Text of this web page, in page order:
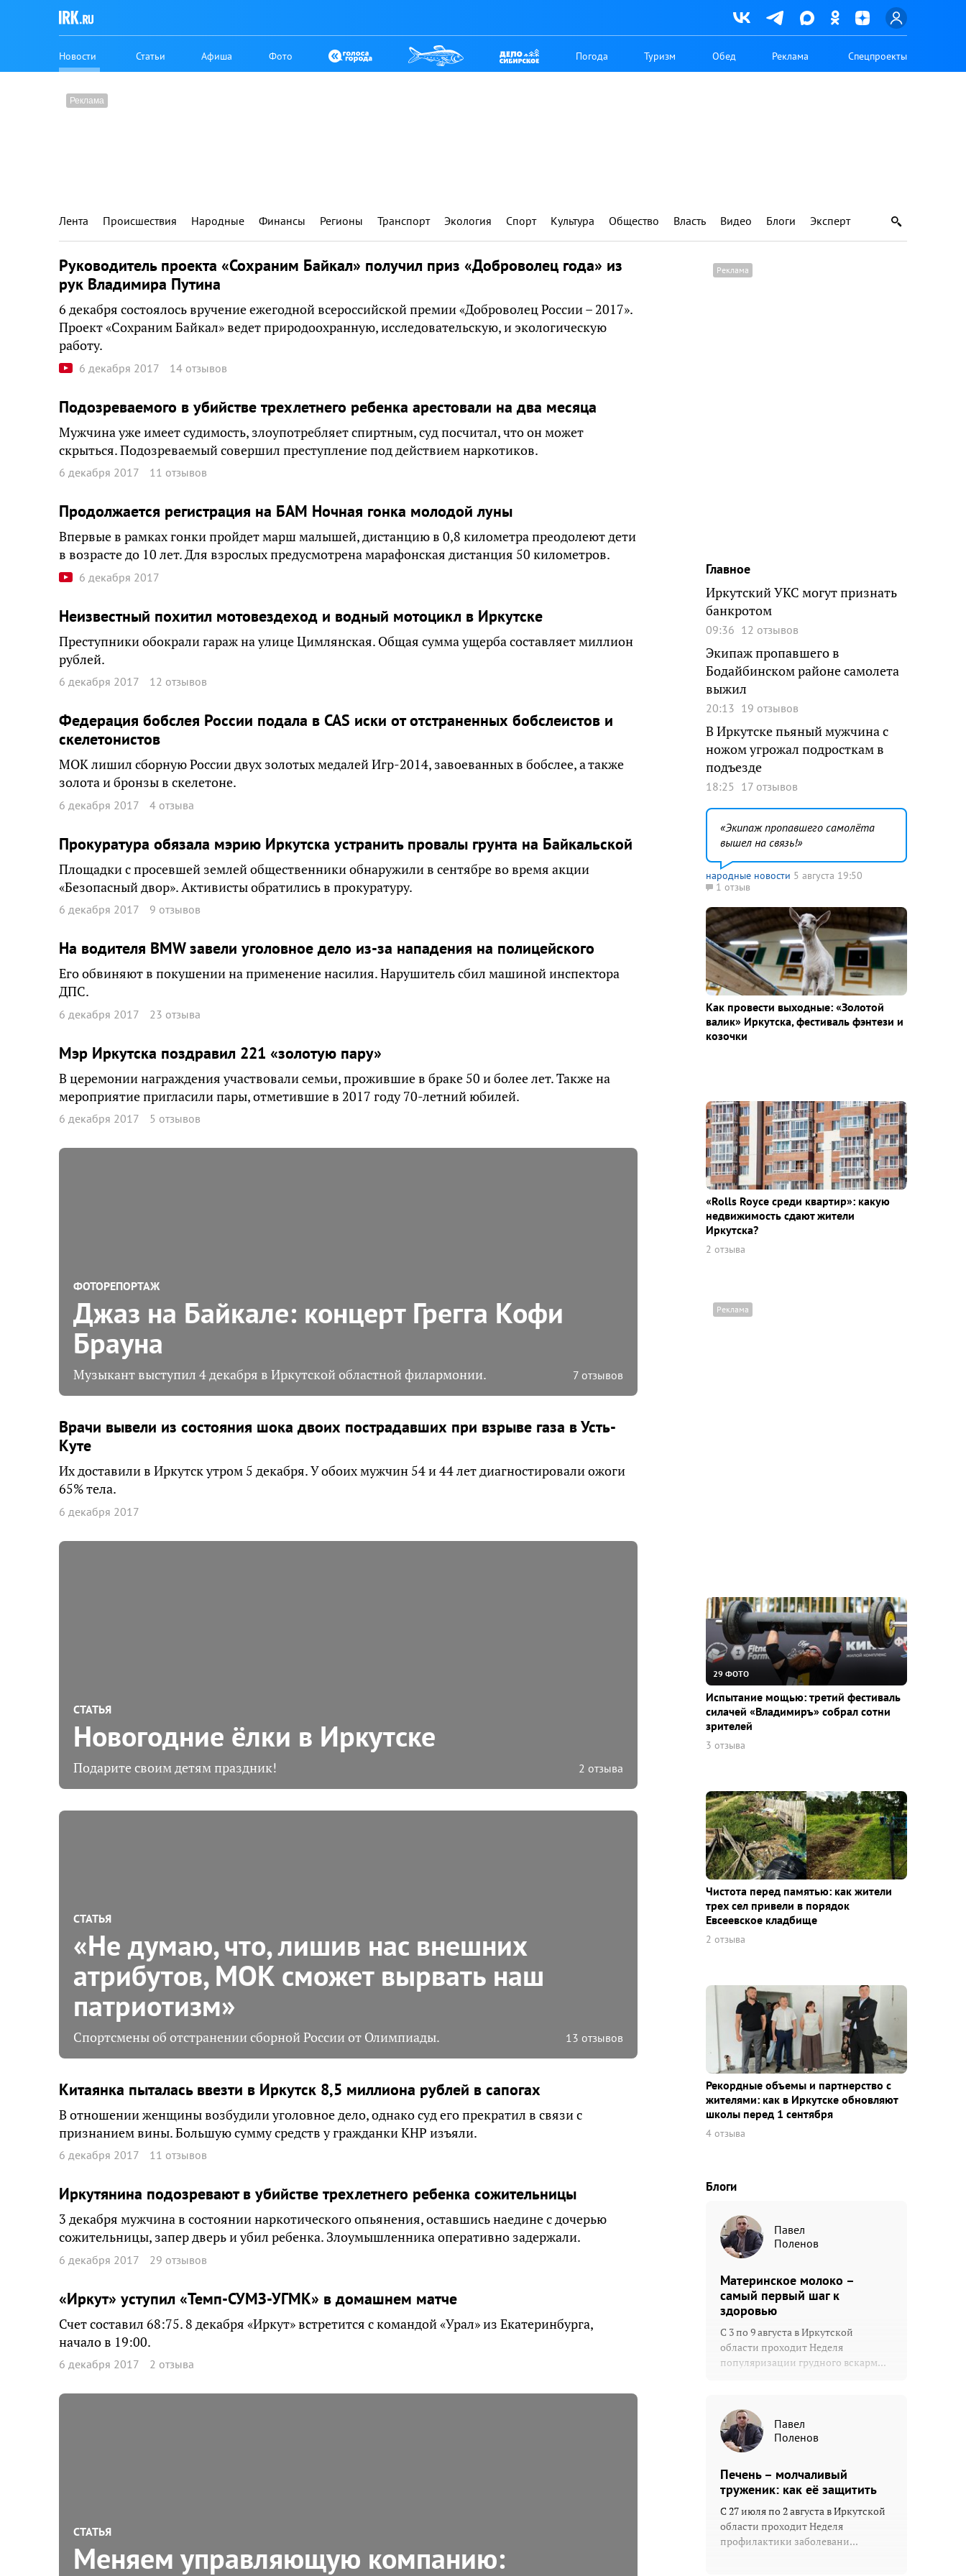
Новости Статьи Афиша Фото Погода Туризм Обед Реклама Спецпроекты
Лента Происшествия Народные Финансы Регионы Транспорт Экология Спорт Культура Общество Власть Видео Блоги Эксперт
Руководитель проекта «Сохраним Байкал» получил приз «Доброволец года» из
рук Владимира Путина
6 декабря состоялось вручение ежегодной всероссийской премии «Доброволец России – 2017».
Проект «Сохраним Байкал» ведет природоохранную, исследовательскую, и экологическую
работу.
6 декабря 2017 14 отзывов
Подозреваемого в убийстве трехлетнего ребенка арестовали на два месяца
Мужчина уже имеет судимость, злоупотребляет спиртным, суд посчитал, что он может
скрыться. Подозреваемый совершил преступление под действием наркотиков.
6 декабря 2017 11 отзывов
Продолжается регистрация на БАМ Ночная гонка молодой луны
Впервые в рамках гонки пройдет марш малышей, дистанцию в 0,8 километра преодолеют дети
в возрасте до 10 лет. Для взрослых предусмотрена марафонская дистанция 50 километров.
6 декабря 2017
Неизвестный похитил мотовездеход и водный мотоцикл в Иркутске
Преступники обокрали гараж на улице Цимлянская. Общая сумма ущерба составляет миллион
рублей.
6 декабря 2017 12 отзывов
Федерация бобслея России подала в CAS иски от отстраненных бобслеистов и
скелетонистов
МОК лишил сборную России двух золотых медалей Игр-2014, завоеванных в бобслее, а также
золота и бронзы в скелетоне.
6 декабря 2017 4 отзыва
Прокуратура обязала мэрию Иркутска устранить провалы грунта на Байкальской
Площадки с просевшей землей общественники обнаружили в сентябре во время акции
«Безопасный двор». Активисты обратились в прокуратуру.
6 декабря 2017 9 отзывов
На водителя BMW завели уголовное дело из-за нападения на полицейского
Его обвиняют в покушении на применение насилия. Нарушитель сбил машиной инспектора
ДПС.
6 декабря 2017 23 отзыва
Мэр Иркутска поздравил 221 «золотую пару»
В церемонии награждения участвовали семьи, прожившие в браке 50 и более лет. Также на
мероприятие пригласили пары, отметившие в 2017 году 70-летний юбилей.
6 декабря 2017 5 отзывов
ФОТОРЕПОРТАЖ
Джаз на Байкале: концерт Грегга Кофи
Брауна
Музыкант выступил 4 декабря в Иркутской областной филармонии. 7 отзывов
Врачи вывели из состояния шока двоих пострадавших при взрыве газа в Усть-
Куте
Их доставили в Иркутск утром 5 декабря. У обоих мужчин 54 и 44 лет диагностировали ожоги
65% тела.
6 декабря 2017
СТАТЬЯ
Новогодние ёлки в Иркутске
Подарите своим детям праздник! 2 отзыва
СТАТЬЯ
«Не думаю, что, лишив нас внешних
атрибутов, МОК сможет вырвать наш
патриотизм»
Спортсмены об отстранении сборной России от Олимпиады. 13 отзывов
Китаянка пыталась ввезти в Иркутск 8,5 миллиона рублей в сапогах
В отношении женщины возбудили уголовное дело, однако суд его прекратил в связи с
признанием вины. Большую сумму средств у гражданки КНР изъяли.
6 декабря 2017 11 отзывов
Иркутянина подозревают в убийстве трехлетнего ребенка сожительницы
3 декабря мужчина в состоянии наркотического опьянения, оставшись наедине с дочерью
сожительницы, запер дверь и убил ребенка. Злоумышленника оперативно задержали.
6 декабря 2017 29 отзывов
«Иркут» уступил «Темп-СУМЗ-УГМК» в домашнем матче
Счет составил 68:75. 8 декабря «Иркут» встретится с командой «Урал» из Екатеринбурга,
начало в 19:00.
6 декабря 2017 2 отзыва
СТАТЬЯ
Меняем управляющую компанию:
Главное
Иркутский УКС могут признать
банкротом
09:36 12 отзывов
Экипаж пропавшего в
Бодайбинском районе самолета
выжил
20:13 19 отзывов
В Иркутске пьяный мужчина с
ножом угрожал подросткам в
подъезде
18:25 17 отзывов
Экипаж пропавшего самолёта
вышел на связь!
народные новости 5 августа 19:50
1 отзыв
Как провести выходные: «Золотой
валик» Иркутска, фестиваль фэнтези и
козочки
«Rolls Royce среди квaртир»: какую
недвижимость сдают жители
Иркутска?
2 отзыва
29 ФОТО
Испытание мощью: третий фестиваль
силачей «Владимиръ» собрал сотни
зрителей
3 отзыва
Чистота перед памятью: как жители
трех сел привели в порядок
Евсеевское кладбище
2 отзыва
Рекордные объемы и партнерство с
жителями: как в Иркутске обновляют
школы перед 1 сентября
4 отзыва
Блоги
Павел
Поленов
Материнское молоко –
самый первый шаг к
здоровью
С 3 по 9 августа в Иркутской
области проходит Неделя
популяризации грудного вскарм...
Павел
Поленов
Печень – молчаливый
труженик: как её защитить
С 27 июля по 2 августа в Иркутской
области проходит Неделя
профилактики заболевани...